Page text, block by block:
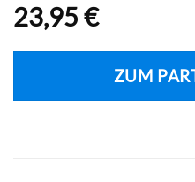
23,95 €
ZUM